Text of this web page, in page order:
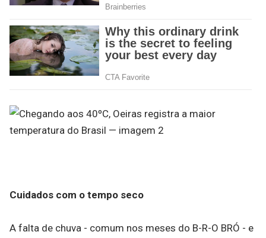
Cuidados com o tempo seco
A falta de chuva - comum nos meses do B-R-O BRÓ - e